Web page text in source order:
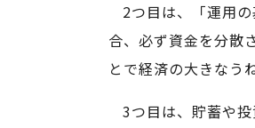
2つ目は、「運用
合、必ず資金を分散
とで経済の大きなう
3つ目は、貯蓄や